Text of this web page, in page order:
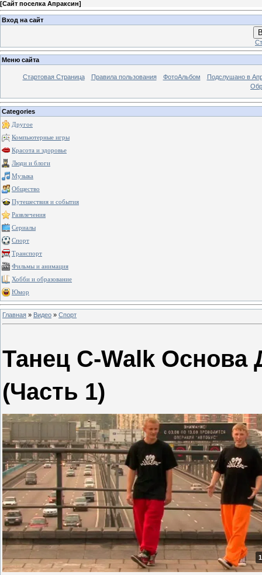
[Сайт поселка Апраксин]
Вход на сайт
Меню сайта
Стартовая Страница Правила пользования ФотоАльбом
Подслушано в
Categories
Другое
Компьютерные игры
Красота и здоровье
Люди и блоги
Музыка
Общество
Путешествия и события
Развлечения
Сериалы
Спорт
Транспорт
Фильмы и анимация
Хобби и образование
Юмор
Главная » Видео » Спорт
Танец C-Walk Основа
(Часть 1)